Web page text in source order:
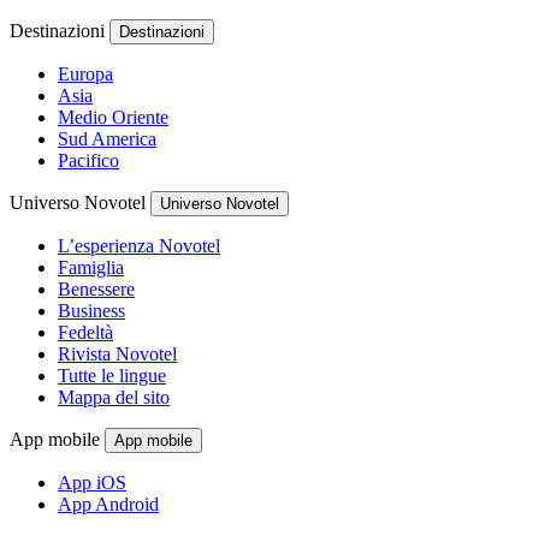
Destinazioni Destinazioni
Europa
Asia
Medio Oriente
Sud America
Pacifico
Universo Novotel Universo Novotel
L’esperienza Novotel
Famiglia
Benessere
Business
Fedeltà
Rivista Novotel
Tutte le lingue
Mappa del sito
App mobile App mobile
App iOS
App Android